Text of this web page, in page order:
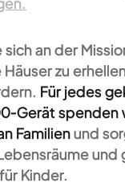
an der
Häuser zu
Für jedes
Gerät spenden
Familienund
und
Kinder.